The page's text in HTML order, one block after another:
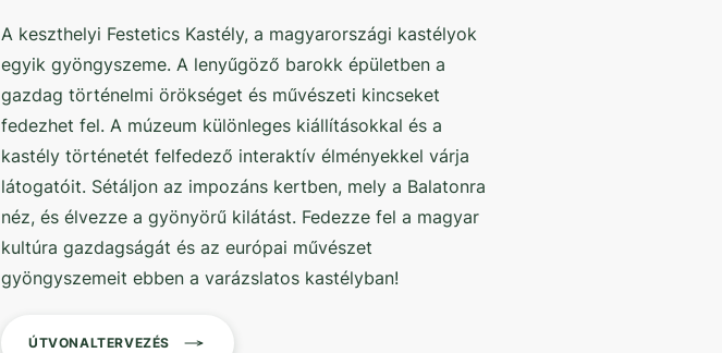
A keszthelyi Festetics Kastély, a magyarországi kastélyok
egyik gyöngyszeme. A lenyűgöző barokk épületben a
gazdag történelmi örökséget és művészeti kincseket
fedezhet fel. A múzeum különleges kiállításokkal és a
kastély történetét felfedező interaktív élményekkel várja
látogatóit. Sétáljon az impozáns kertben, mely a Balatonra
néz, és élvezze a gyönyörű kilátást. Fedezze fel a magyar
kultúra gazdagságát és az európai művészet
gyöngyszemeit ebben a varázslatos kastélyban!
ÚTVONALTERVEZÉS